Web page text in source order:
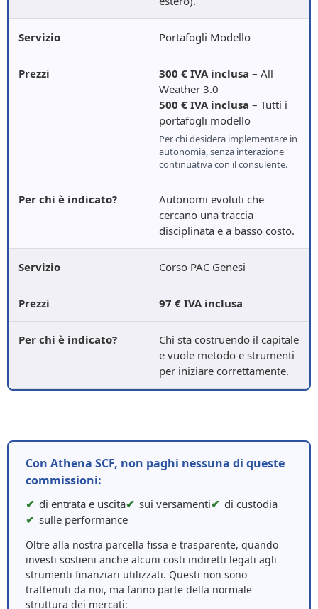
Portafogli Modello
300 € IVA inclusa – All
Weather 3.0
500 € IVA inclusa – Tutti i
portafogli modello
Per chi desidera implementare in
autonomia, senza interazione
continuativa con il consulente.
Autonomi evoluti che
cercano una traccia
disciplinata e a basso costo.
Corso PAC Genesi
97 € IVA inclusa
Chi sta costruendo il capitale
e vuole metodo e strumenti
per iniziare correttamente.
Con Athena SCF, non paghi nessuna di queste
commissioni:
di entrata e uscita sui versamenti
di custodia
sulle performance
Oltre alla nostra parcella fissa e trasparente, quando
investi sostieni anche alcuni costi indiretti legati agli
strumenti finanziari utilizzati. Questi non sono
trattenuti da noi, ma fanno parte della normale
struttura dei mercati: